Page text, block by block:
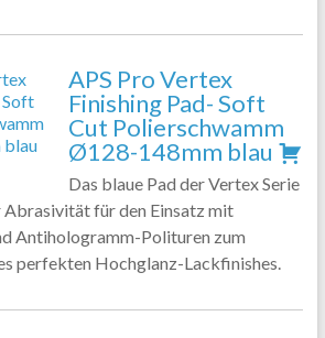
APS Pro Vertex
Finishing Pad- Soft
Cut Polierschwamm
Ø128-148mm blau
Das blaue Pad der Vertex Serie
Abrasivität für den Einsatz mit
Antihologramm-Polituren zum
perfekten Hochglanz-Lackfinishes.